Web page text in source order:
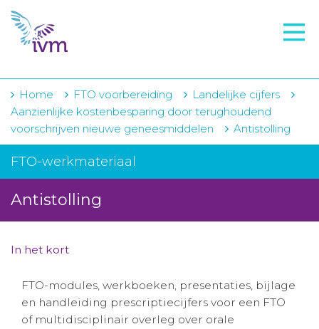
VMI
FTO voorbereiding
IVM-academie
Zorginstellingen
Projecten
Actueel
Winkelwagentje
Home FTO voorbereiding
Landelijke cijfers
Aanzienlijke kostenbesparing door terughoudend
voorschrijven nieuwe geneesmiddelen
Antistolling
FTO-werkmateriaal
Antistolling
In het kort
FTO-modules, werkboeken, presentaties, bijlage
en handleiding prescriptiecijfers voor een FTO
of multidisciplinair overleg over orale